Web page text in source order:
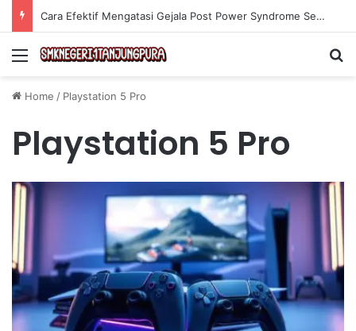
Cara Efektif Mengatasi Gejala Post Power Syndrome Setelah Pensiun Kerja
Menu
Home / Playstation 5 Pro
Playstation 5 Pro